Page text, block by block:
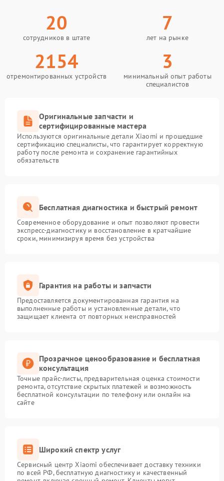
20
сотрудников в штате
7
лет на рынке
2154
отремонтированных устройств
3
минимальный опыт работы
специалистов
Оригинальные запчасти и
сертифицированные мастера
Используются оригинальные детали Xiaomi и прошедшие
сертификацию специалисты, что гарантирует корректную
работу после ремонта и сохранение гарантийных
обязательств
Бесплатная диагностика и быстрый ремонт
Современное оборудование и опыт позволяют провести
экспресс-диагностику и восстановление в кратчайшие
сроки, минимизируя время без устройства
Гарантия на работы и запчасти
Предоставляется документированная гарантия на
выполненные работы и установленные детали, что
защищает клиента от повторных неисправностей
Прозрачное ценообразование и бесплатная
консультация
Точные прайс-листы, предварительная оценка стоимости
ремонта, отсутствие скрытых платежей и возможность
бесплатной консультации по телефону или онлайн на
сайте
Широкий спектр услуг
Сервисный центр Xiaomi обеспечивает доставку техники
по всей РФ, бесплатную диагностику и качественный